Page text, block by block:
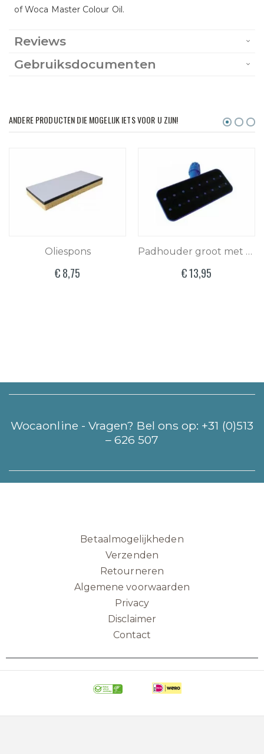
of Woca Master Colour Oil.
Reviews
Gebruiksdocumenten
ANDERE PRODUCTEN DIE MOGELIJK IETS VOOR U ZIJN!
Oliespons
€ 8,75
Padhouder groot met steelaansluiting
€ 13,95
Wocaonline - Vragen? Bel ons op: +31 (0)513
– 626 507
Betaalmogelijkheden
Verzenden
Retourneren
Algemene voorwaarden
Privacy
Disclaimer
Contact